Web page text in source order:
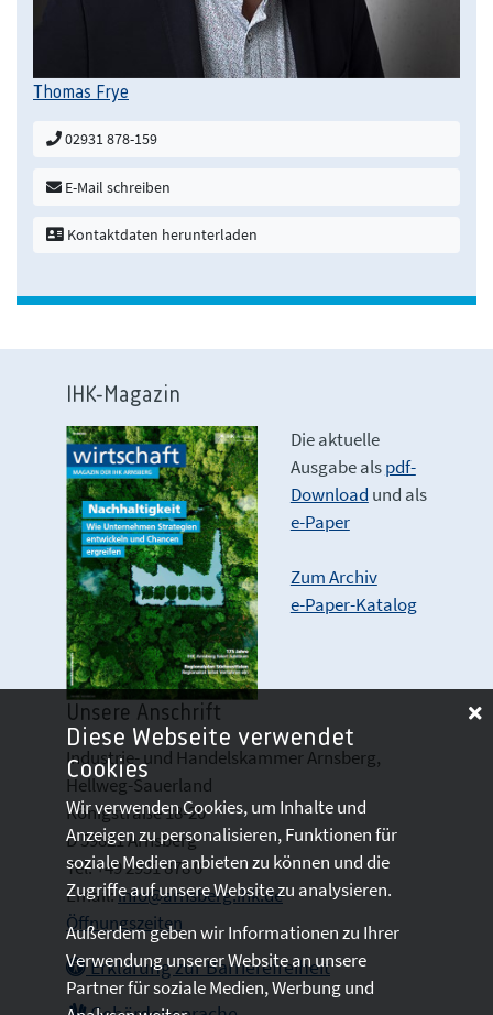
Thomas Frye
02931 878-159
E-Mail schreiben
Kontaktdaten herunterladen
IHK-Magazin
Die aktuelle
Ausgabe alspdf-
Download und als
e-Paper
Zum Archiv
e-Paper-Katalog
Unsere Anschrift
Industrie- und Handelskammer Arnsberg,
Hellweg-Sauerland
Königstraße 18-20
D 59821 Arnsberg
Tel: +49 2931 878 0
Email:info@arnsberg.ihk.de
Öffnungszeiten
Erklärung zur Barrierefreiheit
Diese Webseite verwendet
Cookies
Wir verwenden Cookies, um Inhalte und
Anzeigen zu personalisieren, Funktionen für
soziale Medien anbieten zu können und die
Zugriffe auf unsere Website zu analysieren.
Außerdem geben wir Informationen zu Ihrer
Verwendung unserer Website an unsere
Partner für soziale Medien, Werbung und